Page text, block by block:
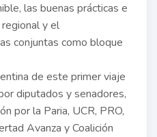
las buenas prácticas e
y el
conjuntas como bloque
de este primer viaje
diputados y senadores,
por la Paria, UCR, PRO,
Avanza y Coalición